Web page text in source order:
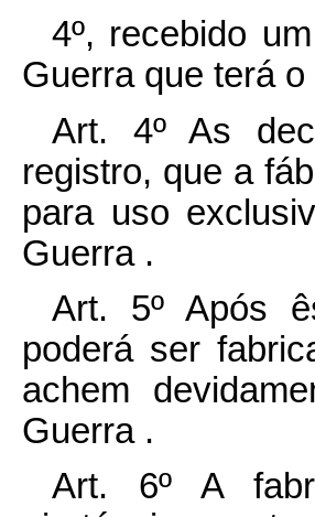
4º, recebido
Guerra que terá
Art. 4º As
registro, que a
para uso
Guerra .
Art. 5º Após
poderá ser
achem
Guerra .
Art. 6º A